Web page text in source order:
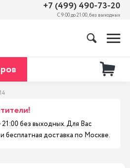
+7 (499) 490-73-20
С 9:00 до 21:00, без выходных
без выходных. Для Вас
бесплатная доставка по Москве.